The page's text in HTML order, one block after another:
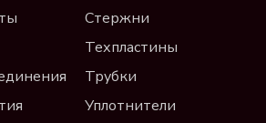
Стержни
Техпластины
Трубки
Уплотнители